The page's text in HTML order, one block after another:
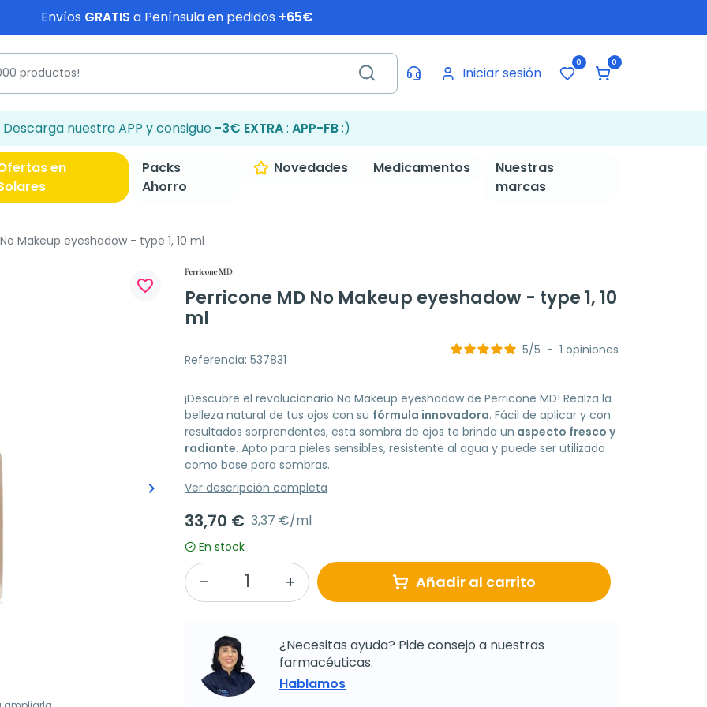
Envíos GRATIS a Península en pedidos +65€
Iniciar sesión
0 0
Descarga nuestra APP y consigue -3€ EXTRA: APP-FB;)
en
Packs
Ahorro
Novedades Medicamentos
Nuestras
marcas
Makeup eyeshadow - type 1, 10 ml
Siguiente
keyboard_arrow_right
favorite_border
Perricone MD No Makeup eyeshadow - type 1, 10
ml
Referencia: 537831
5/5 - 1 opiniones
¡Descubre el revolucionario No Makeup eyeshadow de Perricone MD! Realza la
belleza natural de tus ojos con su fórmula innovadora. Fácil de aplicar y con
resultados sorprendentes, esta sombra de ojos te brinda un aspecto fresco y
radiante. Apto para pieles sensibles, resistente al agua y puede ser utilizado
como base para sombras.
Ver descripción completa
33,70 € 3,37 €/ml
En stock
Añadir al carrito
¿Necesitas ayuda? Pide consejo a nuestras
farmacéuticas.
Hablamos